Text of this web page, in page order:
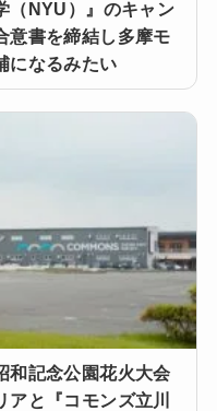
（NYU）』のキャン
意書を締結し多摩モ
になるみたい
和記念公園花火大会
と『コモンズ立川